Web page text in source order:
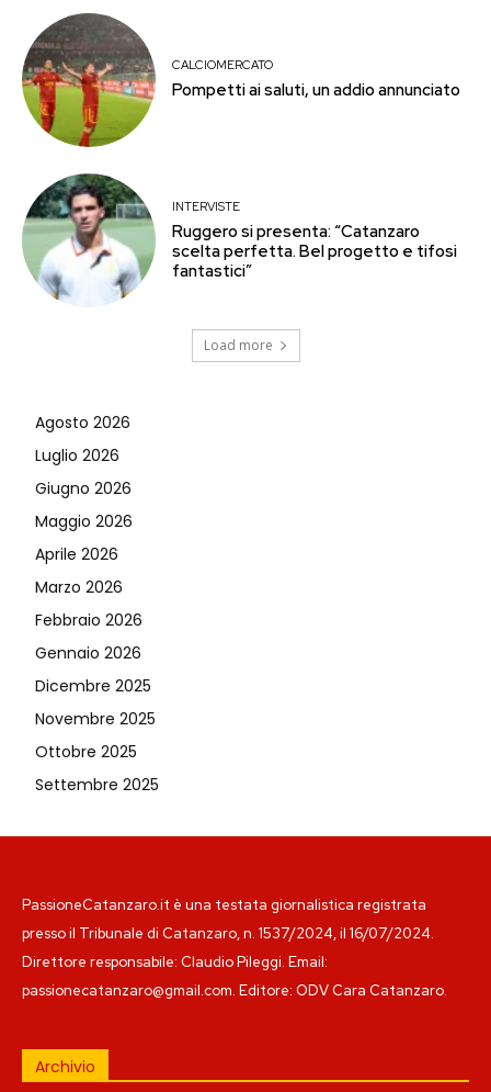
CALCIOMERCATO
Pompetti ai saluti, un addio annunciato
INTERVISTE
Ruggero si presenta: “Catanzaro
scelta perfetta. Bel progetto e tifosi
fantastici”
Load more
Agosto 2026
Luglio 2026
Giugno 2026
Maggio 2026
Aprile 2026
Marzo 2026
Febbraio 2026
Gennaio 2026
Dicembre 2025
Novembre 2025
Ottobre 2025
Settembre 2025
PassioneCatanzaro.it è una testata giornalistica registrata
presso il Tribunale di Catanzaro, n. 1537/2024, il 16/07/2024.
Direttore responsabile: Claudio Pileggi. Email:
passionecatanzaro@gmail.com. Editore: ODV Cara Catanzaro.
Archivio